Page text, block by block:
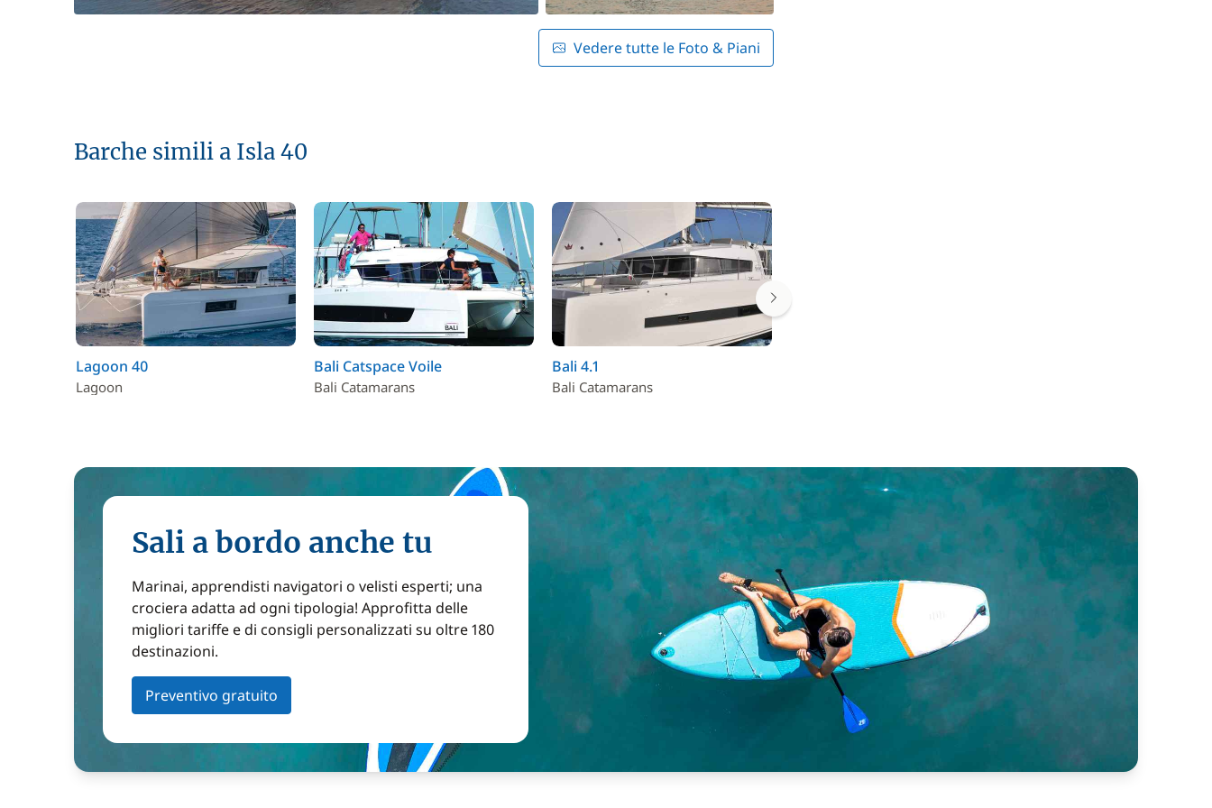
Vedere tutte le Foto & Piani
Barche simili a Isla 40
Lagoon 40
Lagoon
Bali Catspace Voile
Bali Catamarans
Bali 4.1
Bali Catamarans
Sali a bordo anche tu
Marinai, apprendisti navigatori o velisti esperti; una
crociera adatta ad ogni tipologia! Approfitta delle
migliori tariffe e di consigli personalizzati su oltre 180
destinazioni.
Preventivo gratuito